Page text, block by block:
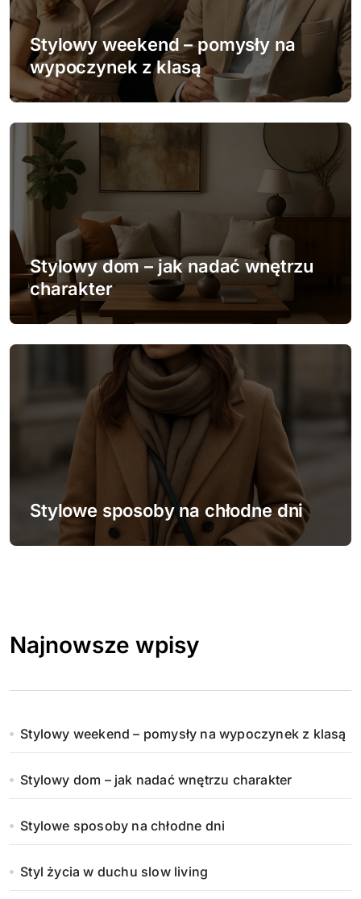
w
p
i
s
u
Stylowy weekend – pomysły na
wypoczynek z klasą
Stylowy dom – jak nadać wnętrzu
charakter
Stylowe sposoby na chłodne dni
Najnowsze wpisy
Stylowy weekend – pomysły na wypoczynek z klasą
Stylowy dom – jak nadać wnętrzu charakter
Stylowe sposoby na chłodne dni
Styl życia w duchu slow living